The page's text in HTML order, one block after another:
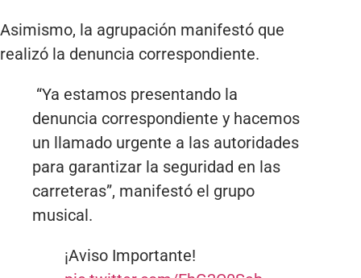
Asimismo, la agrupación manifestó que
realizó la denuncia correspondiente.
“Ya estamos presentando la
denuncia correspondiente y hacemos
un llamado urgente a las autoridades
para garantizar la seguridad en las
carreteras”, manifestó el grupo
musical.
¡Aviso Importante!